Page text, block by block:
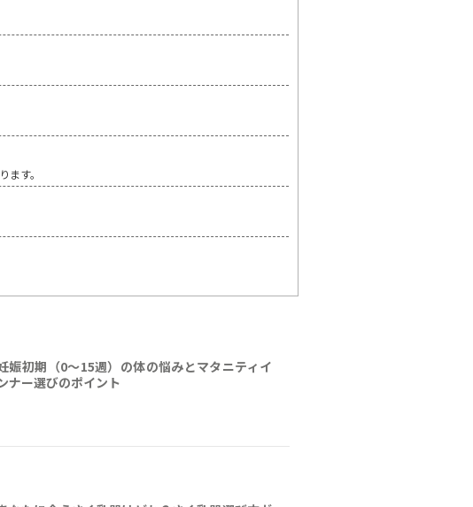
す。
娠初期（0〜15週）の体の悩みとマタニティイ
ナー選びのポイント